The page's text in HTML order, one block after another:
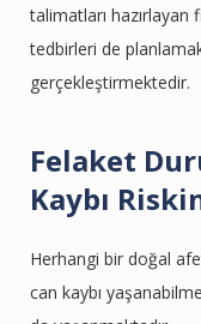
talimatları hazırlayan
tedbirleri de
gerçekleştirmektedir.
Felaket
Kaybı
Herhangi bir doğal
can kaybı